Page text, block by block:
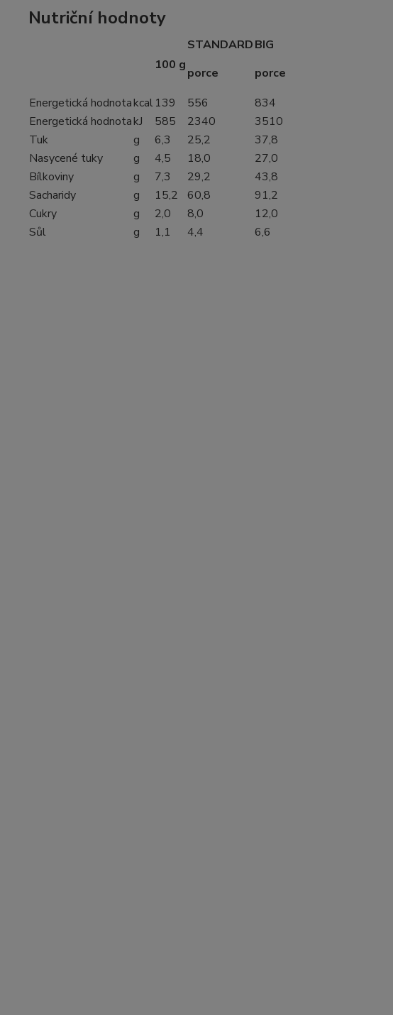
Nutriční hodnoty
100 g
STANDARD
porce
BIG
porce
Energetická hodnotakcal 139 556
834
Energetická hodnotakJ 585 2340
3510
Tuk
g 6,3 25,2
37,8
Nasycené tuky
g 4,5 18,0
27,0
Bílkoviny
g 7,3 29,2
43,8
Sacharidy
g 15,2 60,8
91,2
Cukry
g 2,0 8,0
12,0
Sůl
g 1,1 4,4 6,6